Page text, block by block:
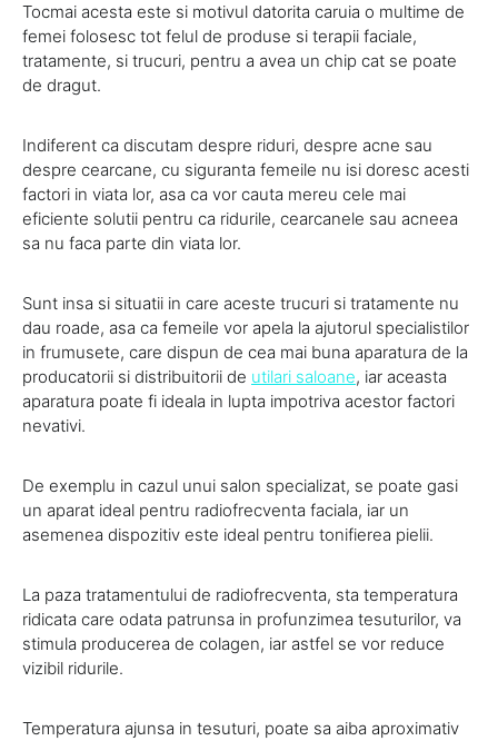
Tocmai acesta este si motivul datorita caruia o multime de
femei folosesc tot felul de produse si terapii faciale,
tratamente, si trucuri, pentru a avea un chip cat se poate
de dragut.
Indiferent ca discutam despre riduri, despre acne sau
despre cearcane, cu siguranta femeile nu isi doresc acesti
factori in viata lor, asa ca vor cauta mereu cele mai
eficiente solutii pentru ca ridurile, cearcanele sau acneea
sa nu faca parte din viata lor.
Sunt insa si situatii in care aceste trucuri si tratamente nu
dau roade, asa ca femeile vor apela la ajutorul specialistilor
in frumusete, care dispun de cea mai buna aparatura de la
producatorii si distribuitorii de utilari saloane, iar aceasta
aparatura poate fi ideala in lupta impotriva acestor factori
nevativi.
De exemplu in cazul unui salon specializat, se poate gasi
un aparat ideal pentru radiofrecventa faciala, iar un
asemenea dispozitiv este ideal pentru tonifierea pielii.
La paza tratamentului de radiofrecventa, sta temperatura
ridicata care odata patrunsa in profunzimea tesuturilor, va
stimula producerea de colagen, iar astfel se vor reduce
vizibil ridurile.
Temperatura ajunsa in tesuturi, poate sa aiba aproximativ